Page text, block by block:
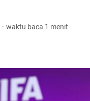
· waktu baca 1 menit